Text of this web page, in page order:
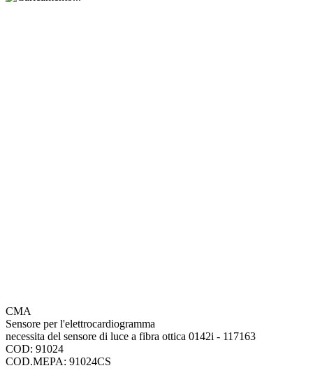
CMA
Sensore per l'elettrocardiogramma
necessita del sensore di luce a fibra ottica 0142i - 117163
COD: 91024
COD.MEPA: 91024CS